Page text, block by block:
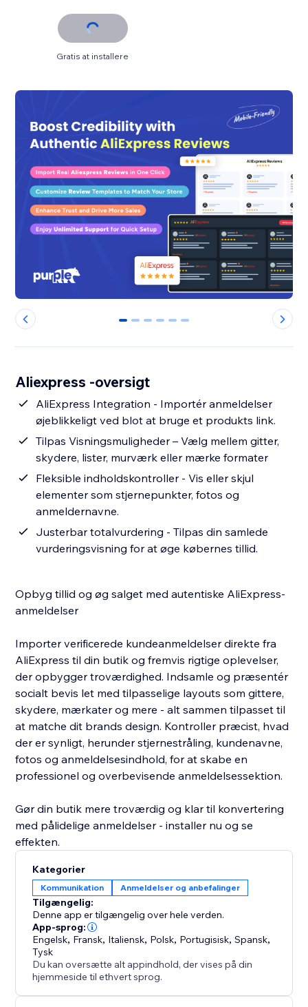
Gratis at installere
0 1 2 3 4 5
Aliexpress -oversigt
AliExpress Integration - Importér anmeldelser
øjeblikkeligt ved blot at bruge et produkts link.
Tilpas Visningsmuligheder – Vælg mellem gitter,
skydere, lister, murværk eller mærke formater
Fleksible indholdskontroller - Vis eller skjul
elementer som stjernepunkter, fotos og
anmeldernavne.
Justerbar totalvurdering - Tilpas din samlede
vurderingsvisning for at øge købernes tillid.
Opbyg tillid og øg salget med autentiske AliExpress-
anmeldelser
Importer verificerede kundeanmeldelser direkte fra
AliExpress til din butik og fremvis rigtige oplevelser,
der opbygger troværdighed. Indsamle og præsentér
socialt bevis let med tilpasselige layouts som gittere,
skydere, mærkater og mere - alt sammen tilpasset til
at matche dit brands design. Kontroller præcist, hvad
der er synligt, herunder stjernestråling, kundenavne,
fotos og anmeldelsesindhold, for at skabe en
professionel og overbevisende anmeldelsessektion.
Gør din butik mere troværdig og klar til konvertering
med pålidelige anmeldelser - installer nu og se
effekten.
Kategorier
Kommunikation Anmeldelser og anbefalinger
Tilgængelig:
Denne app er tilgængelig over hele verden.
App-sprog:
Engelsk, Fransk, Italiensk, Polsk, Portugisisk,Spansk,
Tysk
Du kan oversætte alt appindhold, der vises på din
hjemmeside til ethvert sprog.